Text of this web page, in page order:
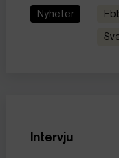
Nyheter
Intervju